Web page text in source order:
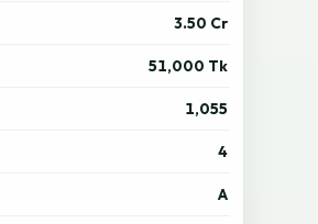
3.50 Cr
51,000 Tk
1,055
4
A